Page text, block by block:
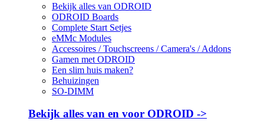
Bekijk alles van ODROID
ODROID Boards
Complete Start Setjes
eMMc Modules
Accessoires / Touchscreens / Camera's / Addons
Gamen met ODROID
Een slim huis maken?
Behuizingen
SO-DIMM
Bekijk alles van en voor ODROID ->